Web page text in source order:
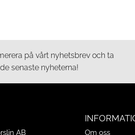
på vårt nyhetsbrev och ta
senaste nyheterna!
AB Om oss